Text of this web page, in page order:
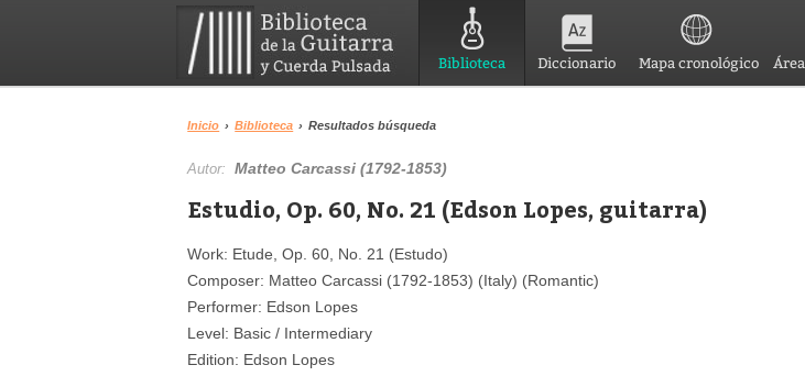
Biblioteca Diccionario Mapa cronológico
Inicio › Biblioteca › Resultados búsqueda
Autor:Matteo Carcassi (1792-1853)
Estudio, Op. 60, No. 21 (Edson Lopes, guitarra)
Work: Etude, Op. 60, No. 21 (Estudo)
Composer: Matteo Carcassi (1792-1853) (Italy) (Romantic)
Performer: Edson Lopes
Level: Basic / Intermediary
Edition: Edson Lopes